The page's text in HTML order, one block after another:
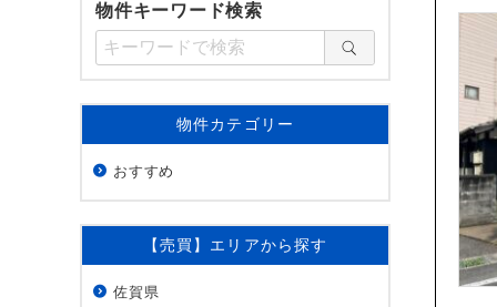
物件キーワード検索
物件カテゴリー
おすすめ
【売買】エリアから探す
佐賀県